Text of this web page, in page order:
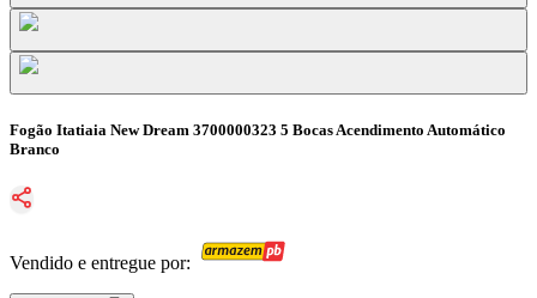
Fogão Itatiaia New Dream 3700000323 5 Bocas Acendimento Automático
Branco
Vendido e entregue por: